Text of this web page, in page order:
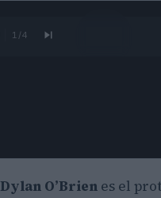
1 /4
Dylan O’Brien es el